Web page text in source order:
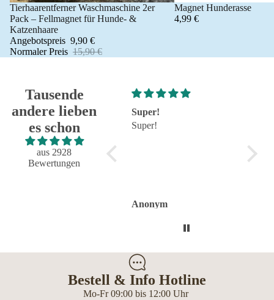
Angebot 🐾
Tierhaarentferner Waschmaschine 2er
Pack – Fellmagnet für Hunde- &
Katzenhaare
Angebotspreis 9,90 €
Normaler Preis 15,90 €
Magnet Hunderasse
4,99 €
Tausende
andere lieben
es schon
aus 2928
Bewertungen
Super!
Super!
Großartig - hat wie
immer alles reibungslos
Anonym
Bestell & Info Hotline
Mo-Fr 09:00 bis 12:00 Uhr